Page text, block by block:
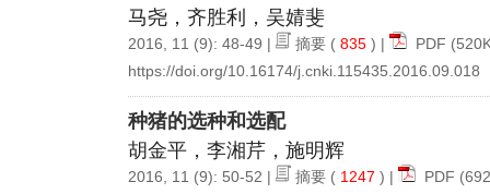
马尧，齐胜利，吴婧斐
2016, 11 (9): 48-49 | 摘要 ( 835 ) | PDF
https://doi.org/10.16174/j.cnki.115435.2016.09.018
种猪的选种和选配
胡金平，李湘芹，施明辉
2016, 11 (9): 50-52 | 摘要 ( 1247 ) | PDF